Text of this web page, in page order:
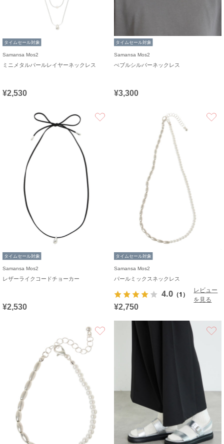
タイムセール対象
Samansa Mos2
ミニメタルパールレイヤーネックレス
¥2,530
タイムセール対象
Samansa Mos2
ぺブルシルバーネックレス
¥3,300
タイムセール対象
Samansa Mos2
レザーライクコードチョーカー
¥2,530
タイムセール対象
Samansa Mos2
パールミックスネックレス
4.0 （1）
レビュー
を見る
¥2,750
お気に入り